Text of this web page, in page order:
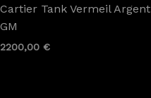
Cartier Tank Vermeil Argent
GM
2200,00 €